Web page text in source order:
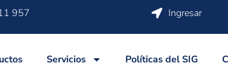
957 Ingresar
Servicios Políticas del SIG